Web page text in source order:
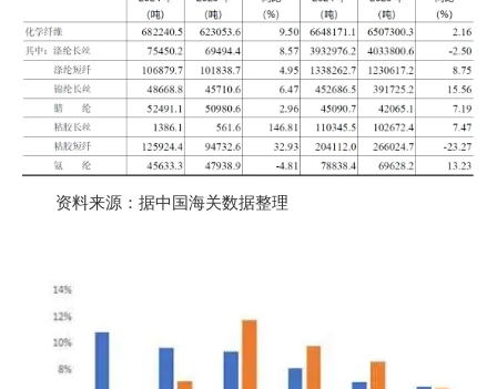
资料来源：据中国海关数据整理